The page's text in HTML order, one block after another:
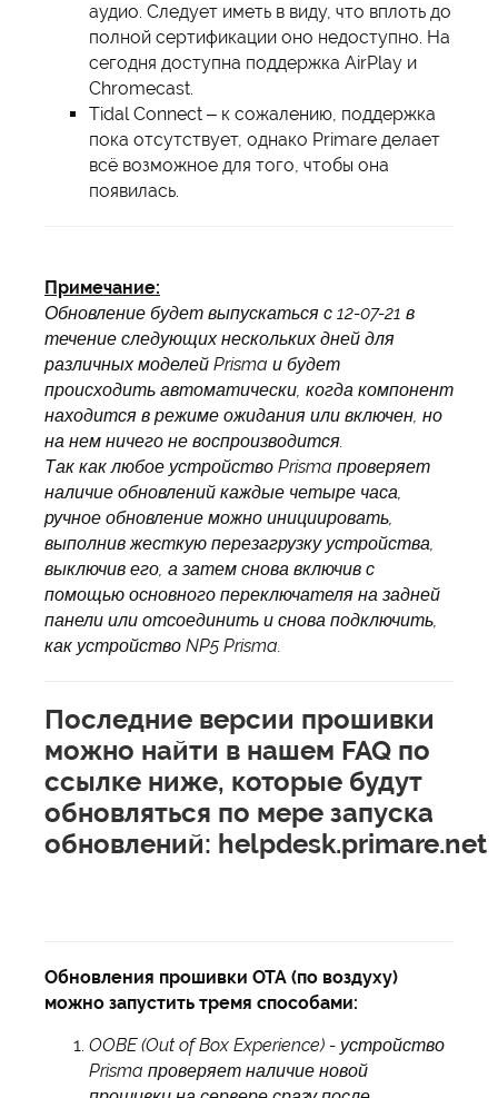
аудио. Следует иметь в виду, что вплоть до
полной сертификации оно недоступно. На
сегодня доступна поддержка AirPlay и
Chromecast.
Tidal Connect – к сожалению, поддержка
пока отсутствует, однако Primare делает
всё возможное для того, чтобы она
появилась.
Примечание:
Обновление будет выпускаться с 12-07-21 в
течение следующих нескольких дней для
различных моделей Prisma и будет
происходить автоматически, когда компонент
находится в режиме ожидания или включен, но
на нем ничего не воспроизводится.
Так как любое устройство Prisma проверяет
наличие обновлений каждые четыре часа,
ручное обновление можно инициировать,
выполнив жесткую перезагрузку устройства,
выключив его, а затем снова включив с
помощью основного переключателя на задней
панели или отсоединить и снова подключить,
как устройство NP5 Prisma.
Последние версии прошивки
можно найти в нашем FAQ по
ссылке ниже, которые будут
обновляться по мере запуска
обновлений: helpdesk.primare.net
Обновления прошивки OTA (по воздуху)
можно запустить тремя способами:
OOBE (Out of Box Experience) - устройство
Prisma проверяет наличие новой